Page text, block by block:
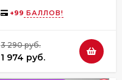
+99 БАЛЛОВ!
3 290 руб.
1 974 руб.